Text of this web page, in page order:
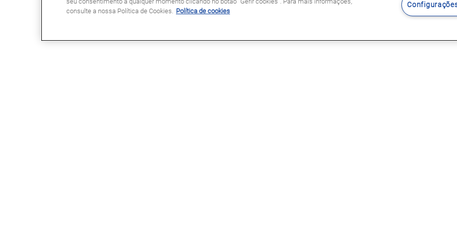
consulte a nossa Política de Cookies. Política de cookies